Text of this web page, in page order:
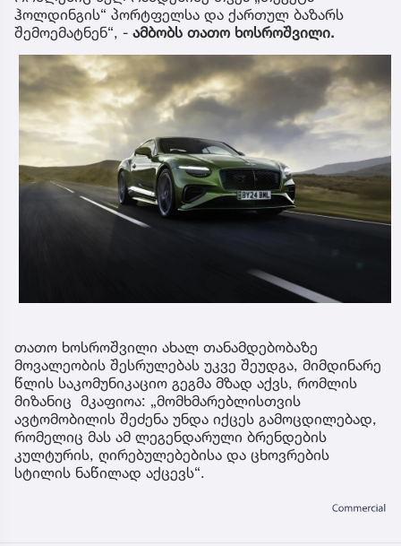
ჰოლდინგის“ პორტფელსა და ქართულ ბაზარს
შემოემატნენ“, - ამბობს თათო ხოსროშვილი.
თათო ხოსროშვილი ახალ თანამდებობაზე
მოვალეობის შესრულებას უკვე შეუდგა, მიმდინარე
წლის საკომუნიკაციო გეგმა მზად აქვს, რომლის
მიზანიც მკაფიოა: „მომხმარებლისთვის
ავტომობილის შეძენა უნდა იქცეს გამოცდილებად,
რომელიც მას ამ ლეგენდარული ბრენდების
კულტურის, ღირებულებებისა და ცხოვრების
სტილის ნაწილად აქცევს“.